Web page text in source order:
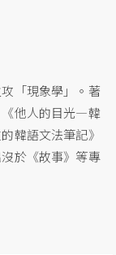
「現象學」。著
他人的目光—韓
韓語文法筆記》
於《故事》等專